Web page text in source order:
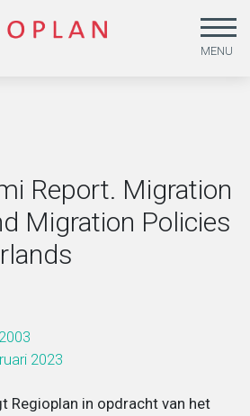
MENU
Report. Migration
Migration Policies
2023
Regioplan in opdracht van het